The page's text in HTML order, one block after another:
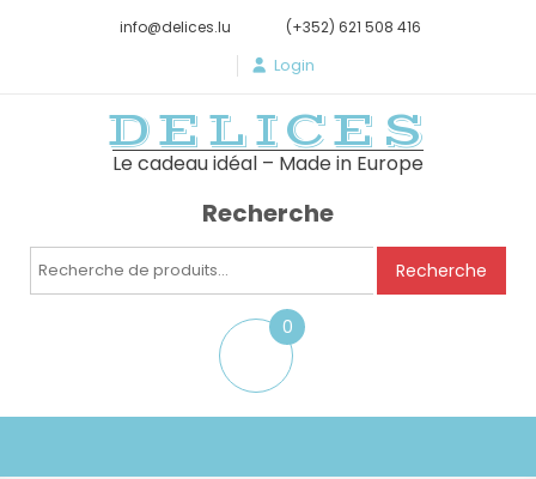
info@delices.lu (+352) 621 508 416
Login
DELICES
Le cadeau idéal – Made in Europe
Recherche
Recherche
Recherche
0
item